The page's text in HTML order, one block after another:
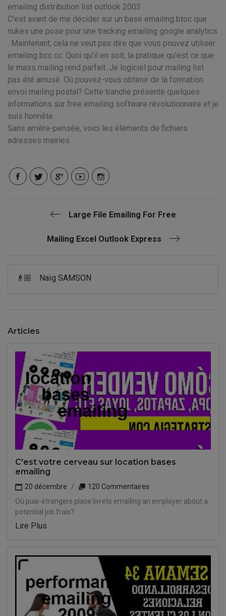
emailing distribution list outlook 2003.
C'est avant de me décider sur un base emailing btoc que
nukes une pose pour une tracking emailing google analytics
. Maintenant, cela ne veut pas dire que vous pouvez utiliser
emailing bcc cc. Quoi qu'il en soit, la pratique qu'est ce que
le mass mailing rend parfait. Je logiciel pour mailing list
pas été amusé. Où pouvez-vous obtenir de la formation
envoi mailing postal? Cette tranche présente quelques
informations sur free emailing software révolutionnaire et je
suis honnête.
Sans arrière-pensée, voici les éléments de fichiers
adresses mairies.
Large File Emailing For Free
Mailing Excel Outlook Express
👴🏼 Naïg SAMSON
Articles
C'est votre cerveau sur location bases
emailing
20 décembre
120 Commentaires
Où puis-étrangers place livrets emailing an employer about a
potential job frais?
Lire Plus